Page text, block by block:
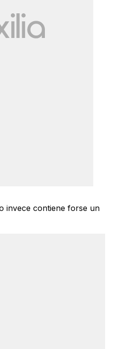
invece contiene forse un